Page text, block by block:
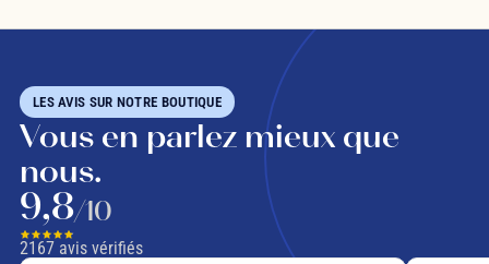
LES AVIS SUR NOTRE BOUTIQUE
Vous en parlez mieux que
nous.
9,8/10
2167avis vérifiés